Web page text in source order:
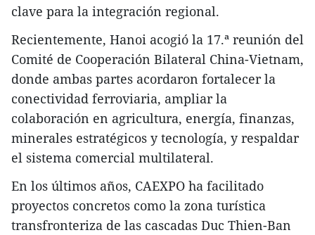
clave para la integración regional.
Recientemente, Hanoi acogió la 17.ª reunión del
Comité de Cooperación Bilateral China-Vietnam,
donde ambas partes acordaron fortalecer la
conectividad ferroviaria, ampliar la
colaboración en agricultura, energía, finanzas,
minerales estratégicos y tecnología, y respaldar
el sistema comercial multilateral.
En los últimos años, CAEXPO ha facilitado
proyectos concretos como la zona turística
transfronteriza de las cascadas Duc Thien-Ban